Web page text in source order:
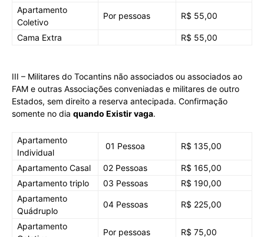
Apartamento
Coletivo
Por pessoas R$ 55,00
Cama Extra R$ 55,00
III – Militares do Tocantins não associados ou associados ao
FAM e outras Associações conveniadas e militares de outro
Estados, sem direito a reserva antecipada. Confirmação
somente no dia quando Existir vaga.
Apartamento
Individual
01 Pessoa R$ 135,00
Apartamento Casal 02 Pessoas
R$ 165,00
Apartamento triplo
03 Pessoas
R$ 190,00
Apartamento
Quádruplo
04 Pessoas R$ 225,00
Apartamento
Por pessoas R$ 75,00